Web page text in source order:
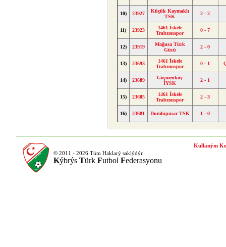
10) 23927
Küçük Kaymaklı
TSK
2 - 2
11) 23923
1461 İskele
Trabzonspor
0 - 7
12) 23919
Mağusa Türk
Gücü
2 - 0
13) 23693
1461 İskele
Trabzonspor
0 - 1
14) 23689
Göçmenköy
İYSK
2 - 1
15) 23685
1461 İskele
Trabzonspor
2 - 3
16) 23681 Dumlupınar TSK 1 - 0
© 2011 - 2026 Tüm Haklarý saklýdýr.
Kýbrýs Türk Futbol Federasyonu
Kullaným